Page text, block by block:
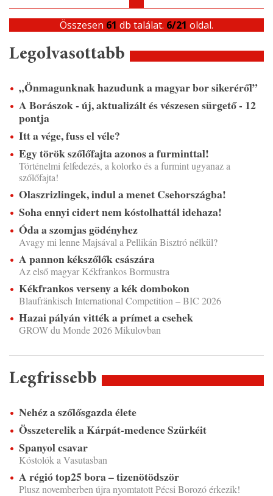
Összesen 61 db találat. 6/21 oldal.
Legolvasottabb
„Önmagunknak hazudunk a magyar bor sikeréről”
A Borászok - új, aktualizált és vészesen sürgető - 12
pontja
Itt a vége, fuss el véle?
Egy török szőlőfajta azonos a furminttal!
Történelmi felfedezés, a kolorko és a furmint ugyanaz a
szőlőfajta!
Olaszrizlingek, indul a menet Csehországba!
Soha ennyi cidert nem kóstolhattál idehaza!
Óda a szomjas gödényhez
Avagy mi lenne Majsával a Pellikán Bisztró nélkül?
A pannon kékszőlők császára
Az első magyar Kékfrankos Bormustra
Kékfrankos verseny a kék dombokon
Blaufränkisch International Competition – BIC 2026
Hazai pályán vitték a prímet a csehek
GROW du Monde 2026 Mikulovban
Legfrissebb
Nehéz a szőlősgazda élete
Összeterelik a Kárpát-medence Szürkéit
Spanyol csavar
Kóstolók a Vasutasban
A régió top25 bora – tizenötödször
Plusz novemberben újra nyomtatott Pécsi Borozó érkezik!